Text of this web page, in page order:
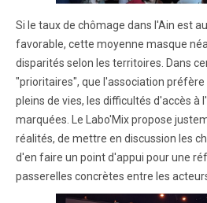
Si le taux de chômage dans l'Ain est
favorable, cette moyenne masque
disparités selon les territoires. Dans
"prioritaires", que l'association
pleins de vies, les difficultés d'accès à
marquées. Le Labo'Mix propose
réalités, de mettre en discussion les
d'en faire un point d'appui pour une
passerelles concrètes entre les